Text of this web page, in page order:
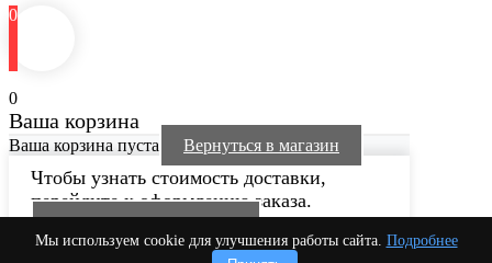
Мы используем cookie для улучшения работы сайта. Подробнее
0
0
Ваша корзина
Ваша корзина пуста Вернуться в магазин
Чтобы узнать стоимость доставки,
перейдите к оформлению заказа.
Продолжить покупки